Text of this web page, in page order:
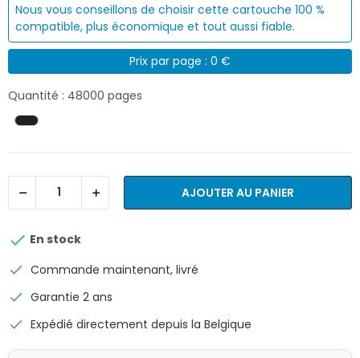
Nous vous conseillons de choisir cette cartouche 100 %
compatible, plus économique et tout aussi fiable.
Prix par page : 0 €
Quantité : 48000 pages
AJOUTER AU PANIER
 En stock
check Commande maintenant, livré
check Garantie 2 ans
check Expédié directement depuis la Belgique